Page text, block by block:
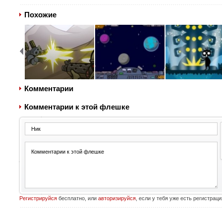
Похожие
Комментарии
Комментарии к этой флешке
Регистрируйсябесплатно, или авторизируйся, если у тебя уже есть